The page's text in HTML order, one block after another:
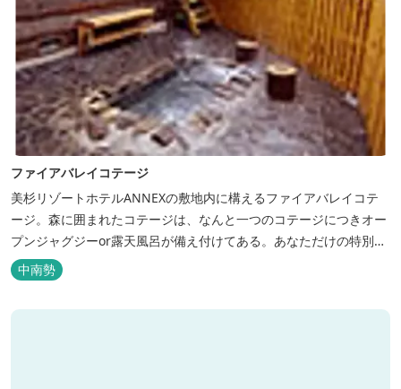
ファイアバレイコテージ
美杉リゾートホテルANNEXの敷地内に構えるファイアバレイコテ
ージ。森に囲まれたコテージは、なんと一つのコテージにつきオー
プンジャグジーor露天風呂が備え付けてある。あなただけの特別な
時間をお過ごしください。
中南勢